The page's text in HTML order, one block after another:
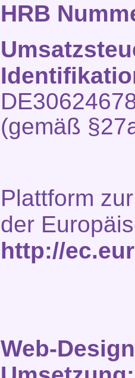
HRB
(gemäß
Plattform
der
http://
Web-